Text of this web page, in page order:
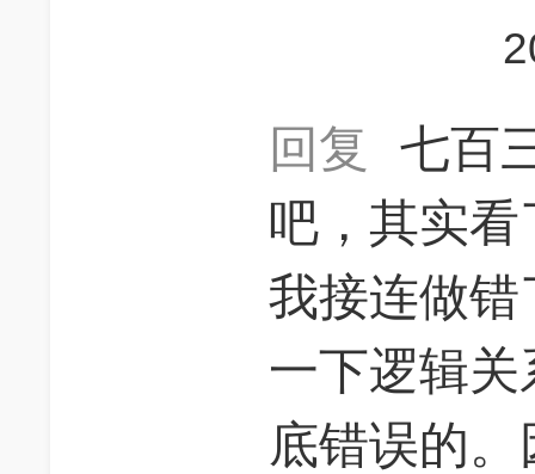
回复
七百
吧，其实
我接连做
一下逻辑
底错误的